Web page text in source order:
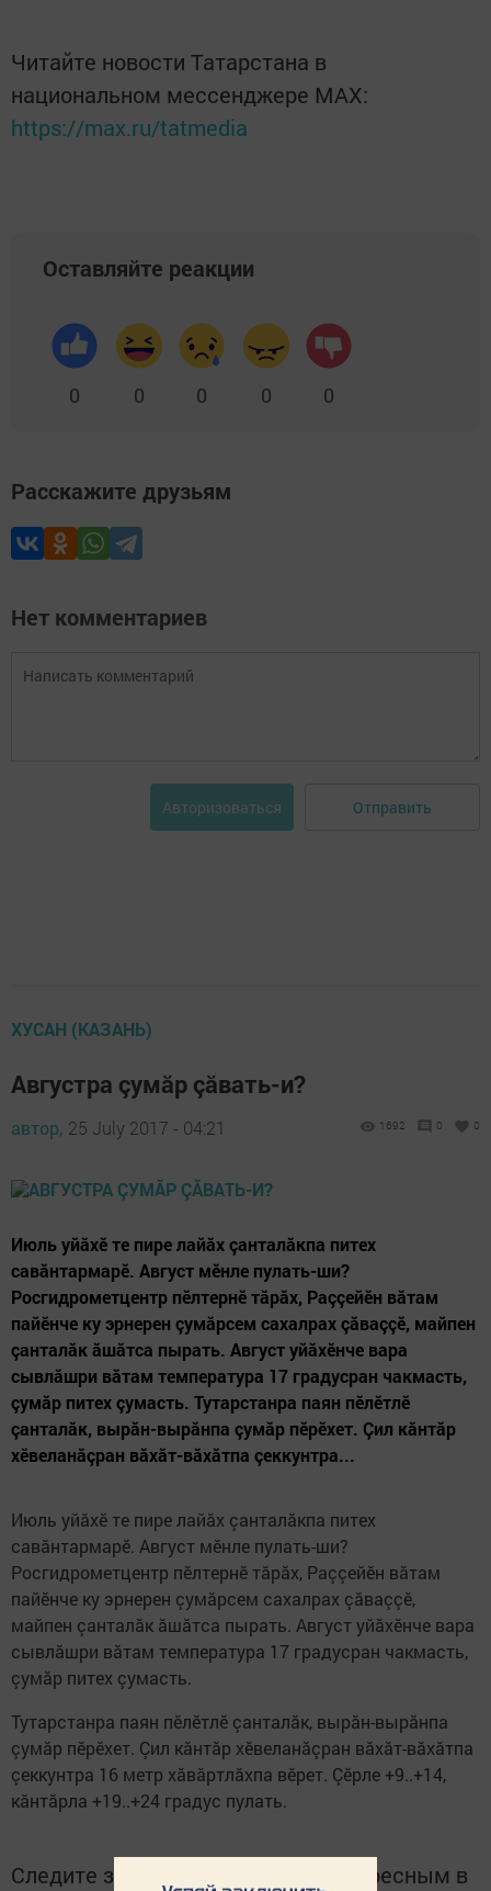
Читайте новости Татарстана в
национальном мессенджере MАХ:
https://max.ru/tatmedia
Оставляйте реакции
0 0 0 0 0
Расскажите друзьям
Нет комментариев
Авторизоваться Отправить
ХУСАН (КАЗАНЬ)
Августра çумăр çăвать-и?
автор, 25 July 2017 - 04:21 1692 0 0
Июль уйăхӗ те пире лайăх çанталăкпа питех
савăнтармарӗ. Август мӗнле пулать-ши?
Росгидрометцентр пӗлтернӗ тăрăх, Раççейӗн вăтам
пайӗнче ку эрнерен çумăрсем сахалрах çăваççӗ, майпен
çанталăк ăшăтса пырать. Август уйăхӗнче вара
сывлăшри вăтам температура 17 градусран чакмасть,
çумăр питех çумасть. Тутарстанра паян пӗлӗтлӗ
çанталăк, вырăн-вырăнпа çумăр пӗрӗхет. Çил кăнтăр
хӗвеланăçран вăхăт-вăхăтпа çеккунтра...
Июль уйăхӗ те пире лайăх çанталăкпа питех
савăнтармарӗ. Август мӗнле пулать-ши?
Росгидрометцентр пӗлтернӗ тăрăх, Раççейӗн вăтам
пайӗнче ку эрнерен çумăрсем сахалрах çăваççӗ,
майпен çанталăк ăшăтса пырать. Август уйăхӗнче вара
сывлăшри вăтам температура 17 градусран чакмасть,
çумăр питех çумасть.
Тутарстанра паян пӗлӗтлӗ çанталăк, вырăн-вырăнпа
çумăр пӗрӗхет. Çил кăнтăр хӗвеланăçран вăхăт-вăхăтпа
çеккунтра 16 метр хăвăртлăхпа вӗрет. Çӗрле +9..+14,
кăнтăрла +19..+24 градус пулать.
Следите за самым важным и интересным в